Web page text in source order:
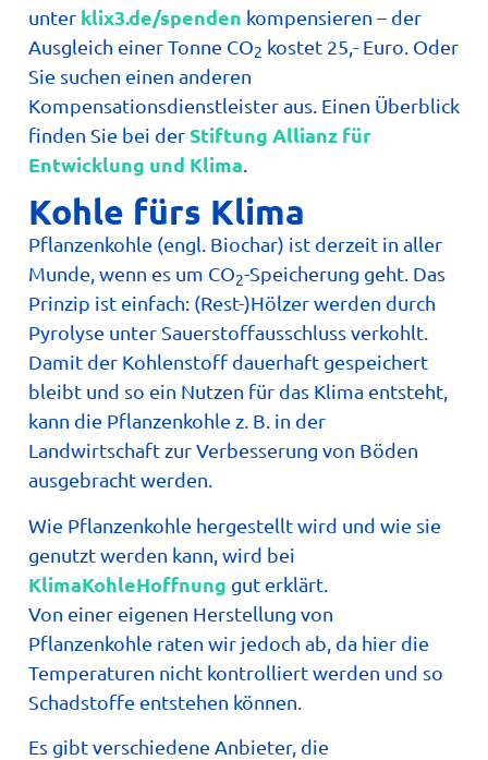
unter klix3.de/spenden kompensieren – der
Ausgleich einer Tonne CO2 kostet 25,- Euro. Oder
Sie suchen einen anderen
Kompensationsdienstleister aus. Einen Überblick
finden Sie bei derStiftung Allianz für
Entwicklung und Klima
Kohle fürs Klima
Pflanzenkohle (engl. Biochar) ist derzeit in aller
Munde, wenn es um CO2-Speicherung geht. Das
Prinzip ist einfach: (Rest-)Hölzer werden durch
Pyrolyse unter Sauerstoffausschluss verkohlt.
Damit der Kohlenstoff dauerhaft gespeichert
bleibt und so ein Nutzen für das Klima entsteht,
kann die Pflanzenkohle z. B. in der
Landwirtschaft zur Verbesserung von Böden
ausgebracht werden.
Wie Pflanzenkohle hergestellt wird und wie sie
genutzt werden kann, wird bei
KlimaKohleHoffnung gut erklärt.
Von einer eigenen Herstellung von
Pflanzenkohle raten wir jedoch ab, da hier die
Temperaturen nicht kontrolliert werden und so
Schadstoffe entstehen können.
Es gibt verschiedene Anbieter, die